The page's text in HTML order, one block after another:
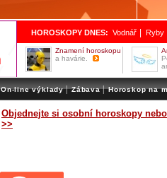
HOROSKOPY DNES: Vodnář Ryby
Znamení horoskopu
a havárie.
On-line výklady | Zábava | Horoskop na
Objednejte si osobní horoskopy
>>